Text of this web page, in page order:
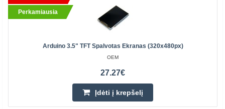
Perkamiausia
Arduino 3.5" TFT Spalvotas Ekranas (320x480px)
OEM
27.27€
Įdėti į krepšelį